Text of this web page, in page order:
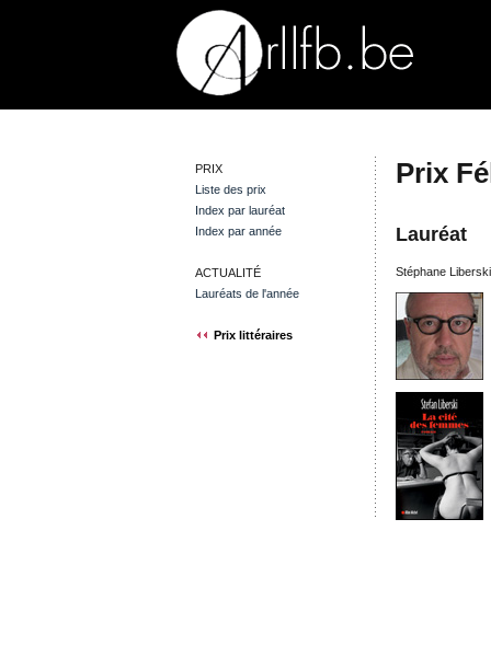
PRIX
Liste des prix
Index par lauréat
Index par année
ACTUALITÉ
Lauréats de l'année
Prix littéraires
Prix
Lauréat
Stéphane